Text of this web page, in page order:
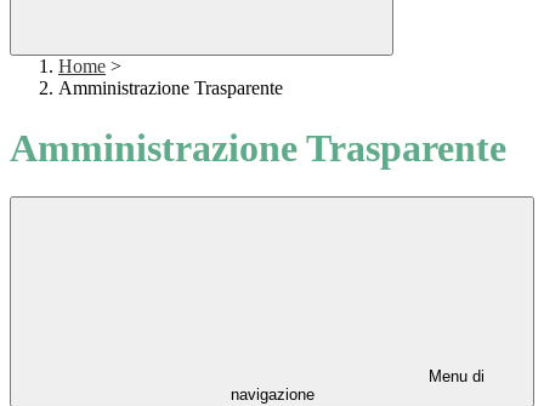
Home >
Amministrazione Trasparente
Amministrazione Trasparente
Menu di
navigazione